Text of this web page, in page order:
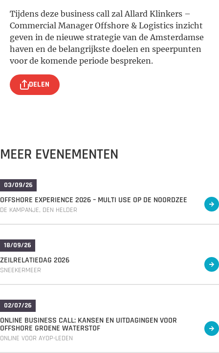
Tijdens deze business call zal Allard Klinkers –
Commercial Manager Offshore & Logistics inzicht
geven in de nieuwe strategie van de Amsterdamse
haven en de belangrijkste doelen en speerpunten
voor de komende periode bespreken.
DELEN
MEER EVENEMENTEN
03/09/26
OFFSHORE EXPERIENCE 2026 – MULTI USE OP DE NOORDZEE
DE KAMPANJE, DEN HELDER
18/09/26
ZEILRELATIEDAG 2026
SNEEKERMEER
02/07/26
ONLINE BUSINESS CALL: KANSEN EN UITDAGINGEN VOOR
OFFSHORE GROENE WATERSTOF
ONLINE VOOR AYOP-LEDEN